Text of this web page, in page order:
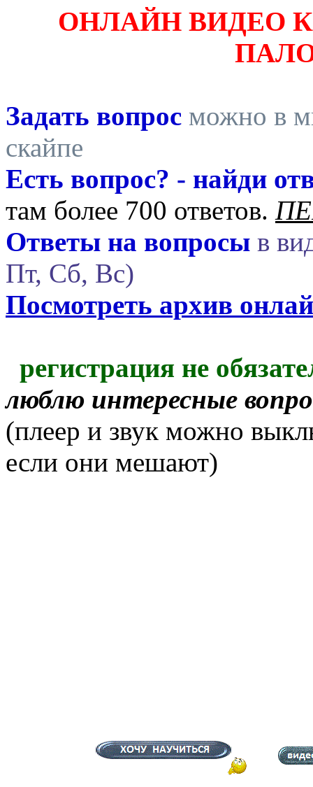
ОНЛАЙН ВИДЕО
Задать вопрос можно в
скайпе
Есть вопрос? - найди
там более 700 ответов.
Ответы на вопросы в
Пт, Сб, Вс)
Посмотреть архив
регистрация не
люблю интересные
(плеер и звук можно
если они мешают)